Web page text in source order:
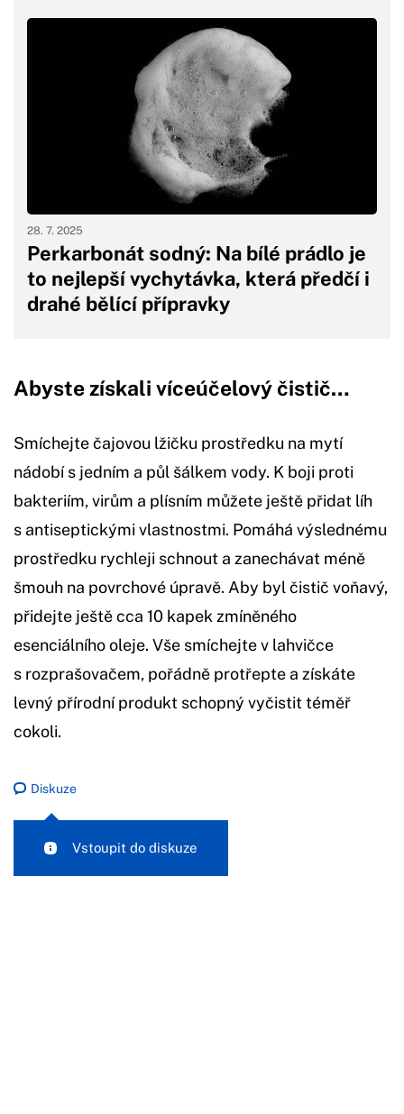
Perkarbonát sodný: Na bílé prádlo je
to nejlepší vychytávka, která předčí i
drahé bělící přípravky
28. 7. 2025
Abyste získali víceúčelový čistič…
Smíchejte čajovou lžičku prostředku na mytí
nádobí s jedním a půl šálkem vody. K boji proti
bakteriím, virům a plísním můžete ještě přidat líh
s antiseptickými vlastnostmi. Pomáhá výslednému
prostředku rychleji schnout a zanechávat méně
šmouh na povrchové úpravě. Aby byl čistič voňavý,
přidejte ještě cca 10 kapek zmíněného
esenciálního oleje. Vše smíchejte v lahvičce
s rozprašovačem, pořádně protřepte a získáte
levný přírodní produkt schopný vyčistit téměř
cokoli.
Diskuze
Vstoupit do diskuze